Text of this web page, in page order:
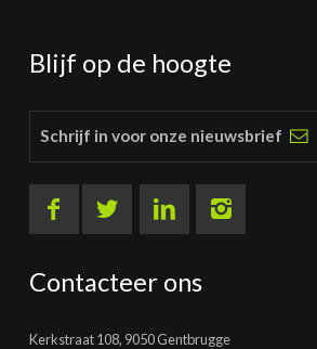
Blijf op de hoogte
Schrijf in voor onze nieuwsbrief
Contacteer ons
Kerkstraat 108, 9050 Gentbrugge